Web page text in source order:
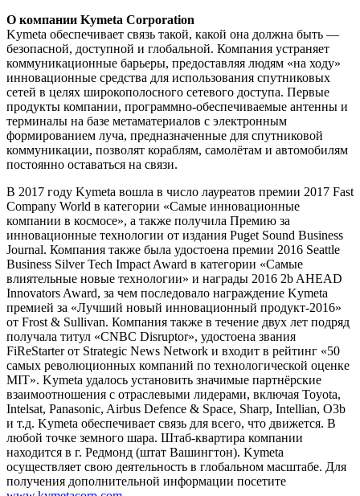
О компании Kymeta Corporation
Kymeta обеспечивает связь такой, какой она должна быть —
безопасной, доступной и глобальной. Компания устраняет
коммуникационные барьеры, предоставляя людям «на ходу»
инновационные средства для использования спутниковых
сетей в целях широкополосного сетевого доступа. Первые
продукты компании, программно-обеспечиваемые антенны и
терминалы на базе метаматериалов с электронным
формированием луча, предназначенные для спутниковой
коммуникации, позволят кораблям, самолётам и автомобилям
постоянно оставаться на связи.
В 2017 году Kymeta вошла в число лауреатов премии 2017 Fast
Company World в категории «Самые инновационные
компании в космосе», а также получила Премию за
инновационные технологии от издания Puget Sound Business
Journal. Компания также была удостоена премии 2016 Seattle
Business Silver Tech Impact Award в категории «Самые
влиятельные новые технологии» и награды 2016 2b AHEAD
Innovators Award, за чем последовало награждение Kymeta
премией за «Лучший новый инновационный продукт-2016»
от Frost & Sullivan. Компания также в течение двух лет подряд
получала титул «CNBC Disruptor», удостоена звания
FiReStarter от Strategic News Network и входит в рейтинг «50
самых революционных компаний по технологической оценке
MIT». Kymeta удалось установить значимые партнёрские
взаимоотношения с отраслевыми лидерами, включая Toyota,
Intelsat, Panasonic, Airbus Defence & Space, Sharp, Intellian, O3b
и т.д. Kymeta обеспечивает связь для всего, что движется. В
любой точке земного шара. Штаб-квартира компании
находится в г. Редмонд (штат Вашингтон). Kymeta
осуществляет свою деятельность в глобальном масштабе. Для
получения дополнительной информации посетите